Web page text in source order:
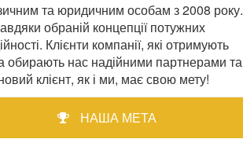
та юридичним особам з 2008 року.
обраній концепції потужних
Клієнти компанії, які отримують
обирають нас надійними партнерами та
клієнт, як і ми, має свою мету!
НАША МЕТА